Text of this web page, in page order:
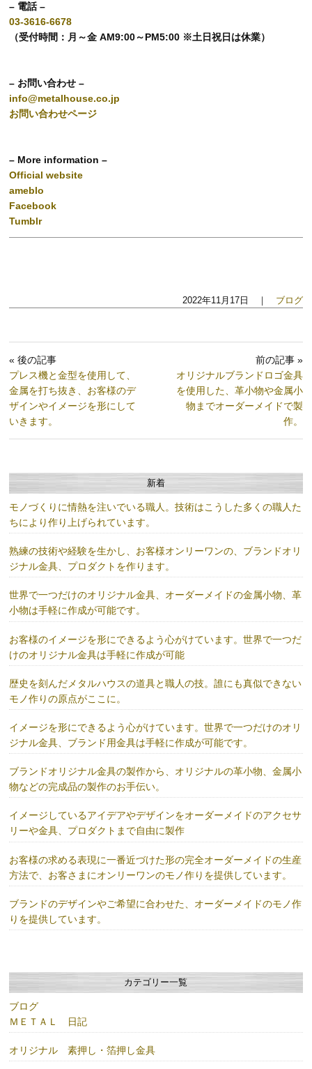
– 電話 –
03-3616-6678
（受付時間：月～金 AM9:00～PM5:00 ※土日祝日は休業）
– お問い合わせ –
info@metalhouse.co.jp
お問い合わせページ
– More information –
Official website
ameblo
Facebook
Tumblr
2022年11月17日 ｜ ブログ
« 後の記事
プレス機と金型を使用して、
金属を打ち抜き、お客様のデ
ザインやイメージを形にして
いきます。
前の記事 »
オリジナルブランドロゴ金具
を使用した、革小物や金属小
物までオーダーメイドで製
作。
新着
モノづくりに情熱を注いでいる職人。技術はこうした多くの職人た
ちにより作り上げられています。
熟練の技術や経験を生かし、お客様オンリーワンの、ブランドオリ
ジナル金具、プロダクトを作ります。
世界で一つだけのオリジナル金具、オーダーメイドの金属小物、革
小物は手軽に作成が可能です。
お客様のイメージを形にできるよう心がけています。世界で一つだ
けのオリジナル金具は手軽に作成が可能
歴史を刻んだメタルハウスの道具と職人の技。誰にも真似できない
モノ作りの原点がここに。
イメージを形にできるよう心がけています。世界で一つだけのオリ
ジナル金具、ブランド用金具は手軽に作成が可能です。
ブランドオリジナル金具の製作から、オリジナルの革小物、金属小
物などの完成品の製作のお手伝い。
イメージしているアイデアやデザインをオーダーメイドのアクセサ
リーや金具、プロダクトまで自由に製作
お客様の求める表現に一番近づけた形の完全オーダーメイドの生産
方法で、お客さまにオンリーワンのモノ作りを提供しています。
ブランドのデザインやご希望に合わせた、オーダーメイドのモノ作
りを提供しています。
カテゴリー一覧
ブログ
ＭＥＴＡＬ 日記
オリジナル 素押し・箔押し金具